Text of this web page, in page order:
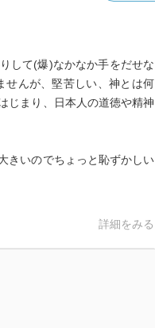
して(爆)なかなか手をだせな
んが、堅苦しい、神とは何
じまり、日本人の道徳や精神
きいのでちょっと恥ずかしい
詳細をみる